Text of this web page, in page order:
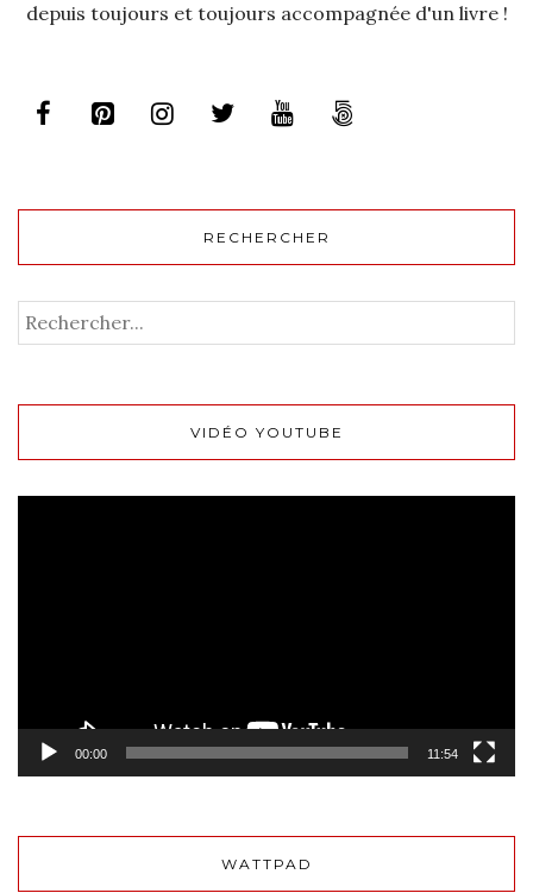
depuis toujours et toujours accompagnée d'un livre !
RECHERCHER
VIDÉO YOUTUBE
00:00 11:54
WATTPAD